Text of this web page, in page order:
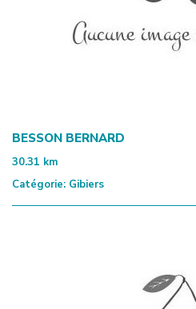
BESSON BERNARD
30.31 km
Catégorie: Gibiers